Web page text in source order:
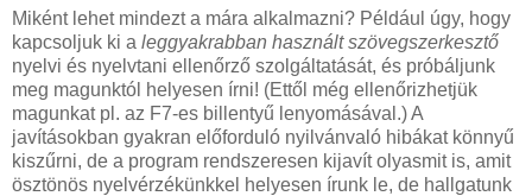
Miként lehet mindezt a mára alkalmazni? Például úgy, hogy
kapcsoljuk ki a leggyakrabban használt szövegszerkesztő
nyelvi és nyelvtani ellenőrző szolgáltatását, és próbáljunk
meg magunktól helyesen írni! (Ettől még ellenőrizhetjük
magunkat pl. az F7-es billentyű lenyomásával.) A
javításokban gyakran előforduló nyilvánvaló hibákat könnyű
kiszűrni, de a program rendszeresen kijavít olyasmit is, amit
ösztönös nyelvérzékünkkel helyesen írunk le, de hallgatunk